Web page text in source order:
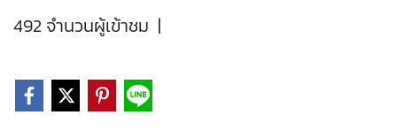
492 จำนวนผู้เข้าชม |